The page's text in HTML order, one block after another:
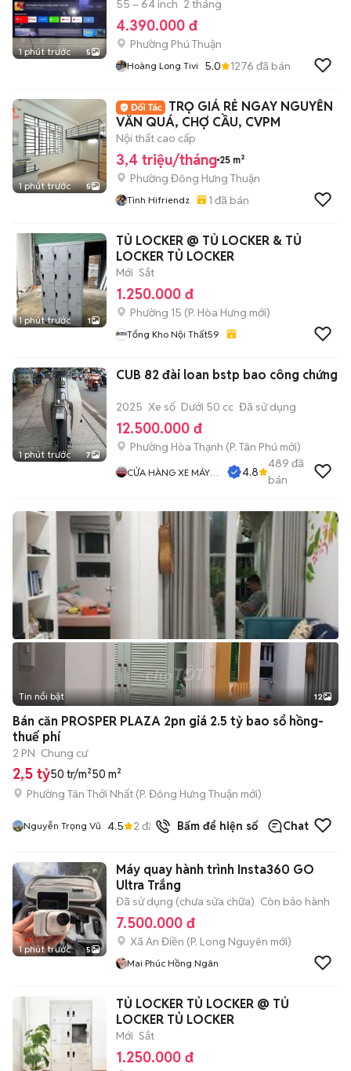
1 phút trước 5
55 – 64 inch 2 tháng
4.390.000 đ
Phường Phú Thuận
Hoàng Long Tivi 5.0 1276 đã bán
1 phút trước 5
TRỌ GIÁ RẺ NGAY NGUYỄN
VĂN QUÁ, CHỢ CẦU, CVPM
Nội thất cao cấp
3,4 triệu/tháng 25 m²
Phường Đông Hưng Thuận
Tình Hifriendz 1 đã bán
1 phút trước 1
TỦ LOCKER @ TỦ LOCKER & TỦ
LOCKER TỦ LOCKER
Mới Sắt
1.250.000 đ
Phường 15 (P. Hòa Hưng mới)
Tổng Kho Nội Thất59
1 phút trước 7
CUB 82 đài loan bstp bao công chứng
2025 Xe số Dưới 50 cc Đã sử dụng
12.500.000 đ
Phường Hòa Thạnh (P. Tân Phú mới)
CỬA HÀNG XE MÁY
4.8
489 đã
bán
+2
Tin nổi bật 12
Bán căn PROSPER PLAZA 2pn giá 2.5 tỷ bao sổ hồng-
thuế phí
2 PN Chung cư
2,5 tỷ50 tr/m²50 m²
Phường Tân Thới Nhất (P. Đông Hưng Thuận mới)
Nguyễn Trọng Vũ 4.5 2 đã bán Bấm để hiện số Chat
1 phút trước 5
Máy quay hành trình Insta360 GO
Ultra Trắng
Đã sử dụng (chưa sửa chữa) Còn bảo hành
7.500.000 đ
Xã An Điền (P. Long Nguyên mới)
Mai Phúc Hồng Ngân
TỦ LOCKER TỦ LOCKER @ TỦ
LOCKER TỦ LOCKER
Mới Sắt
1.250.000 đ